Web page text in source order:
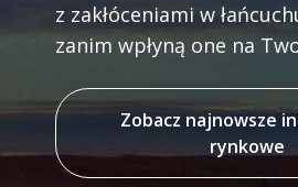
z zakłóceniami w
zanim wpłyną one na
Zobacz najnowsze
rynkowe